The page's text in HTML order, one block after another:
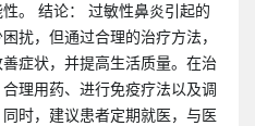
。 结论： 过敏性鼻炎引起的
扰，但通过合理的治疗方法，
症状，并提高生活质量。在治
理用药、进行免疫疗法以及调
时，建议患者定期就医，与医